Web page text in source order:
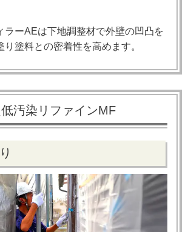
ラーAEは下地調整材で外壁の凹凸を
り塗料との密着性を高めます。
汚染リファインMF